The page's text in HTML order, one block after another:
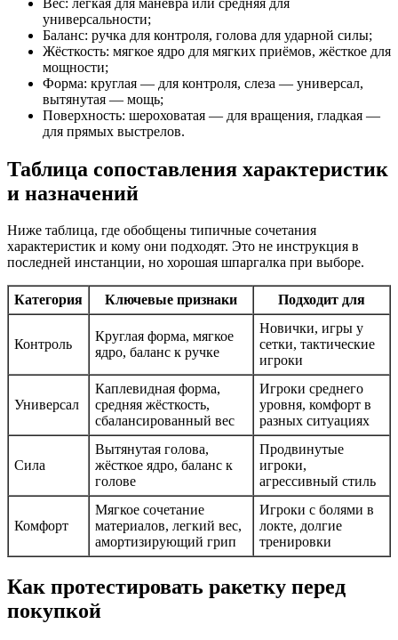
универсальности;
Баланс: ручка для контроля, голова для ударной силы;
Жёсткость: мягкое ядро для мягких приёмов, жёсткое для
мощности;
Форма: круглая — для контроля, слеза — универсал,
вытянутая — мощь;
Поверхность: шероховатая — для вращения, гладкая —
для прямых выстрелов.
Таблица сопоставления характеристик
и назначений
Ниже таблица, где обобщены типичные сочетания
характеристик и кому они подходят. Это не инструкция в
последней инстанции, но хорошая шпаргалка при выборе.
Категория Ключевые признаки Подходит для
Контроль
Круглая форма, мягкое
ядро, баланс к ручке
Новички, игры у
сетки, тактические
игроки
Универсал
Каплевидная форма,
средняя жёсткость,
сбалансированный вес
Игроки среднего
уровня, комфорт в
разных ситуациях
Сила
Вытянутая голова,
жёсткое ядро, баланс к
голове
Продвинутые
игроки,
агрессивный стиль
Комфорт
Мягкое сочетание
материалов, легкий вес,
амортизирующий грип
Игроки с болями в
локте, долгие
тренировки
Как протестировать ракетку перед
покупкой